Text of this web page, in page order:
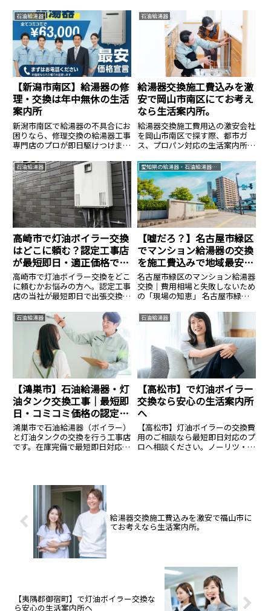
石油給湯器
【新潟市南区】給湯器の修
理・交換は年中無休の生活
案内所
新潟市南区で給湯器の不具合にお
困りなら、修理交換の給湯器工事
専門店のプロが即日駆けつけま
現場で最善策を即断。リンナイ・
ノーリツが最大83%OFFの工事費
込み価格で、今日から安心してお
風呂に入れます。まずは無料見積
もりで最安値を確認！
石油給湯器
給湯器交換施工費込みを激
安で岡山市南区にてお考え
なら生活案内所。
給湯器交換施工費用込の激安会社
を岡山市南区で探す際、都市ガ
ス、プロパン対応の生活案内所に
石油給湯器
高崎市で灯油ボイラー交換
はどこに頼む？認定工事店
が最短即日・適正価格で対
応
高崎市で灯油ボイラー交換をどこ
に頼むかお悩みの方へ。認定工事
店の当社が最短即日で出張交換し
庫多数。寒冷地特有の凍結対策も
万全に、資格保有者が工事費込み
の適正価格で施工。見積もり無
愛知県の給湯器・石油給湯器交換なら生活案内所
【嘘だろ？】名古屋市緑区
でマンション給湯器の交換
を施工費込みで地域最安値
を実現します。
名古屋市緑区のマンション給湯器
交換｜費用相場と失敗しないため
の「現場の知恵」 名古屋市緑区
湯器からお湯が出なくなった」
「管理会社から10年を機に高額
な交換を提案された」と悩んでい
ませんか？ 徳重、鳴海、有松、
石油給湯器
【鴻巣市】石油給湯器・灯
油タンク交換工事｜最短即
日・コミコミ価格の認定施
工店
鴻巣市で石油給湯器（ボイラー）
と灯油タンクの交換を行う工事店
です。在庫完備で最短即日対応。
石油給湯器
【高松市】で灯油ボイラー
交換なら安心の生活案内所
へ
【高松市】灯油ボイラーの交換費
用のご相談なら最短即日対応のプ
ロへ相談ください。ノーリツ・コ
給湯器交換施工費込みを激安で福山市に
てお考えなら生活案内所。
【夷隅郡御宿町】で灯油ボイラー交換な
ら安心の生活案内所へ